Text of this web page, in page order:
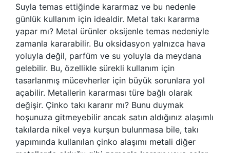
Suyla temas ettiğinde kararmaz ve bu nedenle
günlük kullanım için idealdir. Metal takı kararma
yapar mı? Metal ürünler oksijenle temas nedeniyle
zamanla kararabilir. Bu oksidasyon yalnızca hava
yoluyla değil, parfüm ve su yoluyla da meydana
gelebilir. Bu, özellikle sürekli kullanım için
tasarlanmış mücevherler için büyük sorunlara yol
açabilir. Metallerin kararması türe bağlı olarak
değişir. Çinko takı kararır mı? Bunu duymak
hoşunuza gitmeyebilir ancak satın aldığınız alaşımlı
takılarda nikel veya kurşun bulunmasa bile, takı
yapımında kullanılan çinko alaşımı metali diğer